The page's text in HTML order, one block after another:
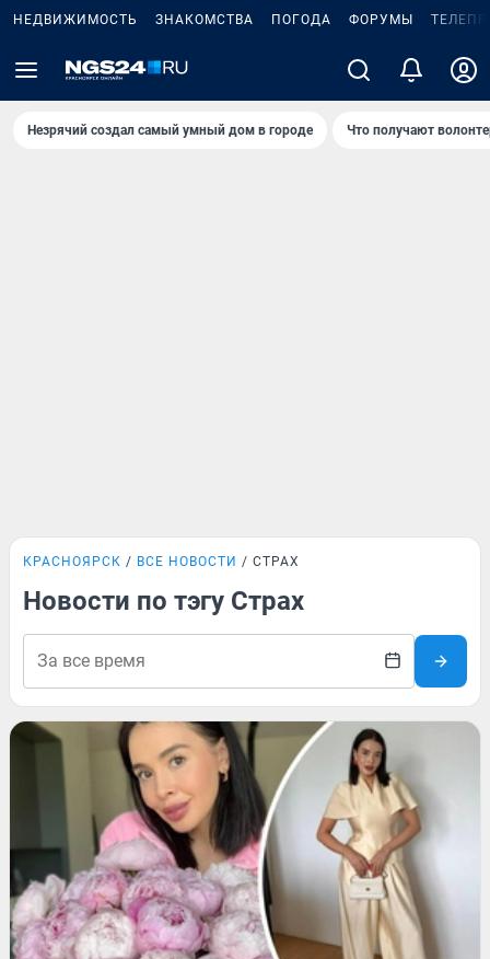
НЕДВИЖИМОСТЬ ЗНАКОМСТВА ПОГОДА ФОРУМЫ
Незрячий создал самый умный дом в городе Что получают
КРАСНОЯРСК ВСЕ НОВОСТИ СТРАХ
Новости по тэгу Страх